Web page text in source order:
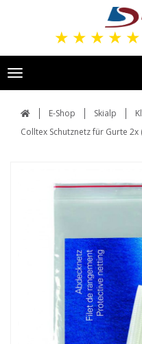
★ ★ ★ ★ ★
Toggle
navigation
E-Shop Skialp
Colltex Schutznetz für Gurte